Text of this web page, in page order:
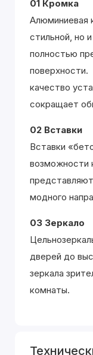
01 Кромка
Алюминиевая
стильной, но
полностью
поверхности.
качество
сокращает
02 Вставки
Вставки
возможности
модного
03 Зеркало
дверей до
зеркала
комнаты.